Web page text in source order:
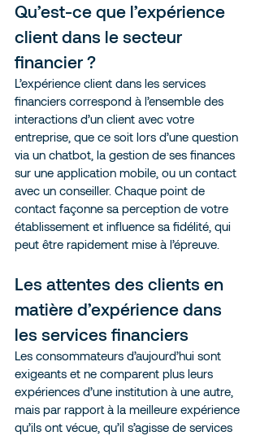
Qu’est-ce que l’expérience
client dans le secteur
financier ?
L’expérience client dans les services
financiers correspond à l’ensemble des
interactions d’un client avec votre
entreprise, que ce soit lors d’une question
via un chatbot, la gestion de ses finances
sur une application mobile, ou un contact
avec un conseiller. Chaque point de
contact façonne sa perception de votre
établissement et influence sa fidélité, qui
peut être rapidement mise à l’épreuve.
Les attentes des clients en
matière d’expérience dans
les services financiers
Les consommateurs d’aujourd’hui sont
exigeants et ne comparent plus leurs
expériences d’une institution à une autre,
mais par rapport à la meilleure expérience
qu’ils ont vécue, qu’il s’agisse de services